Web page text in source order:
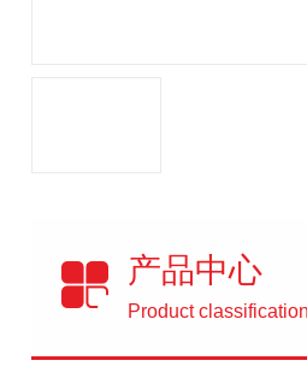
产品中心
Product classification